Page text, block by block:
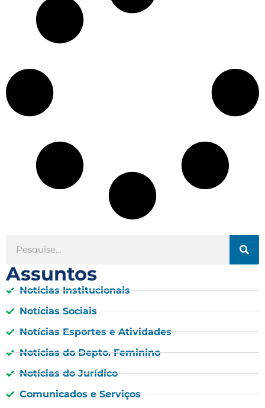
Assuntos
Notícias Institucionais
Notícias Sociais
Notícias Esportes e Atividades
Notícias do Depto. Feminino
Notícias do Jurídico
Comunicados e Serviços